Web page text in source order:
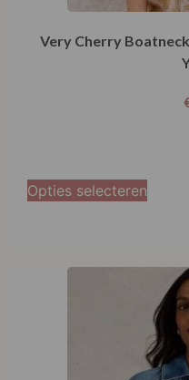
Very Cherry
Opties selecteren